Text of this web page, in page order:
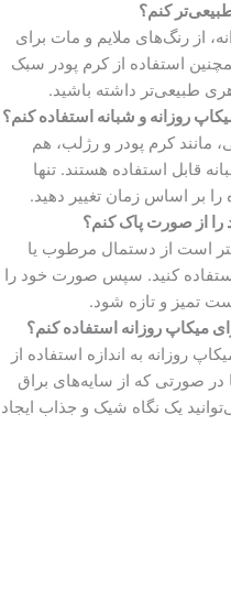
کنم؟
از رنگ‌های ملایم و مات برای
استفاده از کرم پودر سبک
طبیعی‌تر داشته باشید.
روزانه و شبانه استفاده کنم؟
مانند کرم پودر و رژلب، هم
قابل استفاده هستند. تنها
بر اساس زمان تغییر دهید.
را از صورت پاک کنم؟
است از دستمال مرطوب یا
کنید. سپس صورت خود را
تمیز و تازه شود.
میکاپ روزانه استفاده کنم؟
روزانه به اندازه استفاده از
صورتی که از سایه‌های براق
یک نگاه شیک و جذاب ایجاد